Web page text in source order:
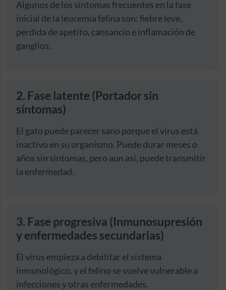
Algunos de los síntomas frecuentes en la fase
inicial de la leucemia felina son: fiebre leve,
pérdida de apetito, cansancio e inflamación de
ganglios.
2. Fase latente (Portador sin
síntomas)
El gato puede parecer sano porque el virus está
inactivo en su organismo. Puede durar meses o
años sin síntomas, pero aun así, puede transmitir
la enfermedad.
3. Fase progresiva (Inmunosupresión
y enfermedades secundarias)
El virus empieza a debilitar el sistema
inmunológico, y el felino se vuelve vulnerable a
infecciones y otras enfermedades.